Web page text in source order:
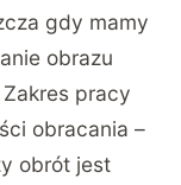
gdy mamy
obrazu
pracy
obracania –
obrót jest